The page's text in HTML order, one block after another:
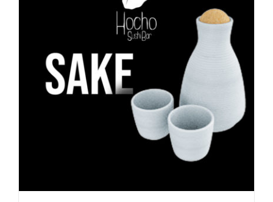
DODAJ DO KOSZYKA SZCZEGÓŁY